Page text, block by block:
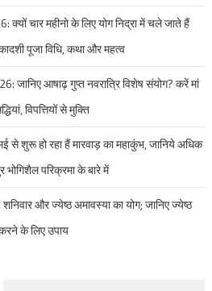
चार महीनो के लिए योग निद्रा में चले जाते हैं
पूजा विधि, कथा और महत्व
आषाढ़ गुप्त नवरात्रि विशेष संयोग? करें मां
विपत्तियों से मुक्ति
शुरू हो रहा हैं मारवाड़ का महाकुंभ, जानिये अधिक
भोगिशैल परिक्रमा के बारे में
और ज्येष्ठ अमावस्या का योग; जानिए ज्येष्ठ
के लिए उपाय